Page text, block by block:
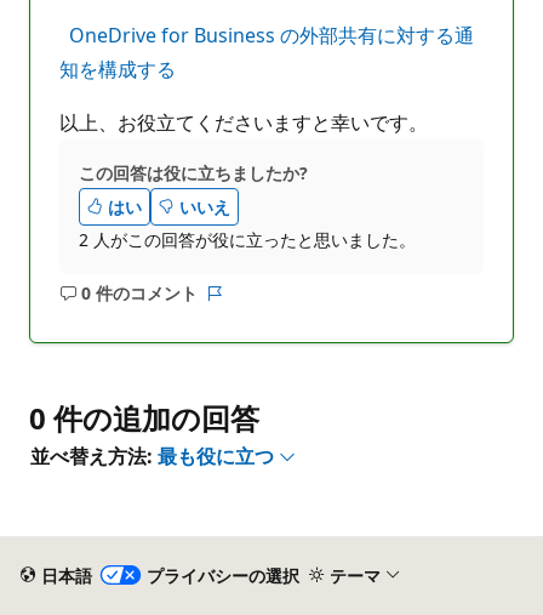
OneDrive for Business の外部共有に対する通
知を構成する
以上、お役立てくださいますと幸いです。
この回答は役に立ちましたか?
はい
いいえ
2 人がこの回答が役に立ったと思いました。
0 件のコメント
コ
は
あ
り
ん
0 件の追加の回答
並べ替え方法: 最も役に立つ
日本語 プライバシーの選択 テーマ